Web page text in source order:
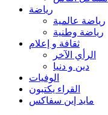
رياضة
رياضة عالمية
رياضة وطنية
ثقافة و إعلام
الرأي الآخر
دين و دنيا
الوفيات
القراء يكتبون
مايد إين سفاكس